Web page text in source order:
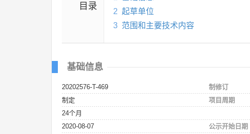
目录
2 起草单位
3 范围和主要技术内容
基础信息
20202576-T-469
制修订
制定
项目周期
24个月
2020-08-07
公示开始日期